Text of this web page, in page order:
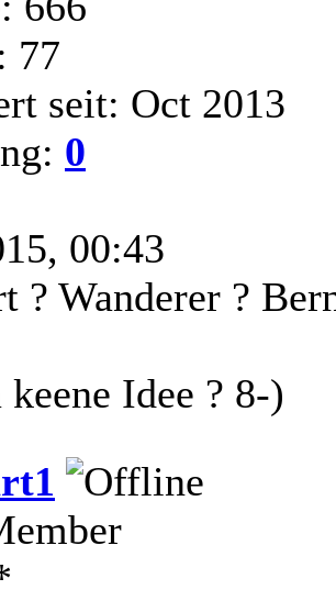
77
seit: Oct 2013
0
00:43
? Wanderer ?
Idee ? 8-)